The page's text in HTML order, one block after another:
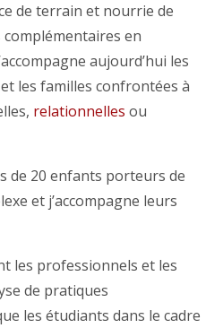
de terrain et nourrie de
complémentaires en
aujourd’hui les
les familles confrontées à
relationnelles ou
de 20 enfants porteurs de
et j’accompagne leurs
les professionnels et les
de pratiques
les étudiants dans le cadre